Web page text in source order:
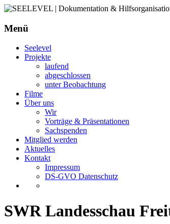
Menü
Seelevel
Projekte
laufend
abgeschlossen
unter Beobachtung
Filme
Über uns
Wir
Vorträge & Präsentationen
Sachspenden
Mitglied werden
Aktuelles
Kontakt
Impressum
DS-GVO Datenschutz
SWR Landesschau